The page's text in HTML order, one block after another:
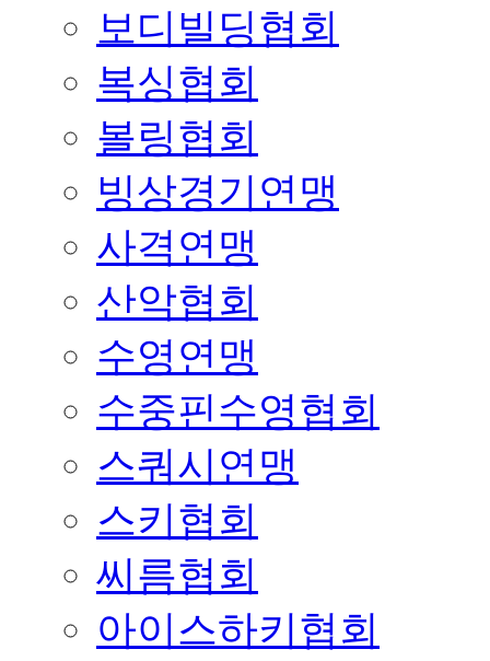
보디빌딩협회
복싱협회
볼링협회
빙상경기연맹
사격연맹
산악협회
수영연맹
수중핀수영협회
스쿼시연맹
스키협회
씨름협회
아이스하키협회